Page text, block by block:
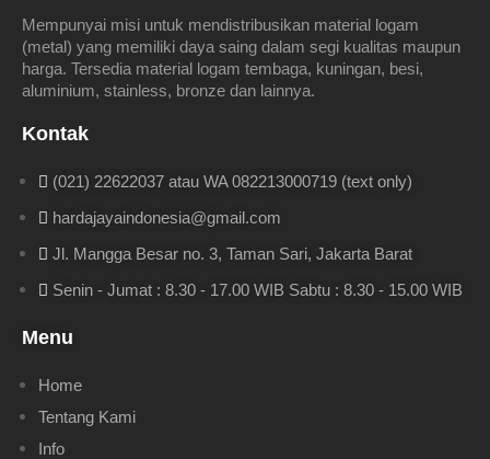
Mempunyai misi untuk mendistribusikan material logam
(metal) yang memiliki daya saing dalam segi kualitas maupun
harga. Tersedia material logam tembaga, kuningan, besi,
aluminium, stainless, bronze dan lainnya.
Kontak
(021) 22622037 atau WA 082213000719 (text only)
hardajayaindonesia@gmail.com
Jl. Mangga Besar no. 3, Taman Sari, Jakarta Barat
Senin - Jumat : 8.30 - 17.00 WIB Sabtu : 8.30 - 15.00 WIB
Menu
Home
Tentang Kami
Info